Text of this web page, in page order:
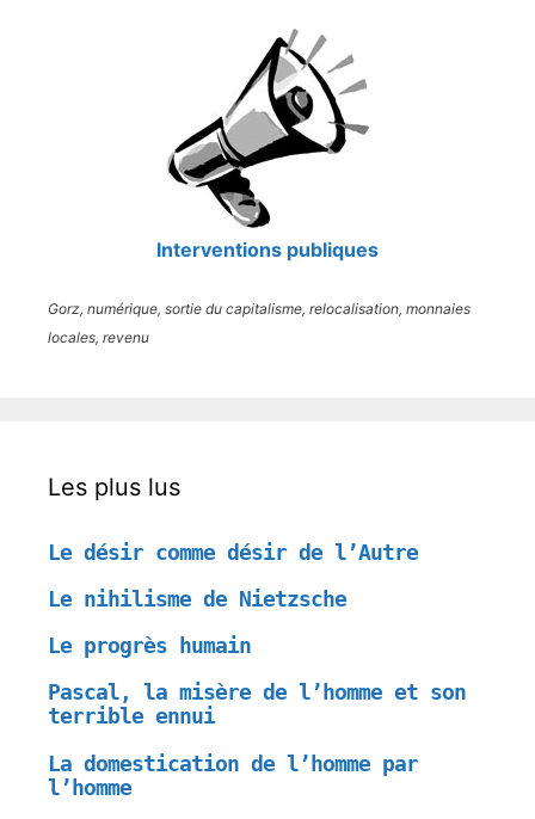
Interventions publiques
Gorz, numérique, sortie du capitalisme, relocalisation, monnaies
locales, revenu
Les plus lus
Le désir comme désir de l’Autre
Le nihilisme de Nietzsche
Le progrès humain
Pascal, la misère de l’homme et son
terrible ennui
La domestication de l’homme par
l’homme